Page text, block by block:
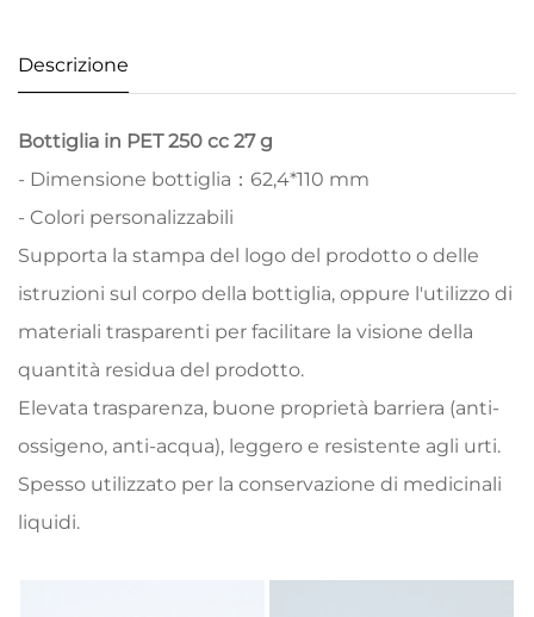
Descrizione
Bottiglia in PET 250 cc 27 g
- Dimensione bottiglia：62,4*110 mm
- Colori personalizzabili
Supporta la stampa del logo del prodotto o delle
istruzioni sul corpo della bottiglia, oppure l'utilizzo di
materiali trasparenti per facilitare la visione della
quantità residua del prodotto.
Elevata trasparenza, buone proprietà barriera (anti-
ossigeno, anti-acqua), leggero e resistente agli urti.
Spesso utilizzato per la conservazione di medicinali
liquidi.